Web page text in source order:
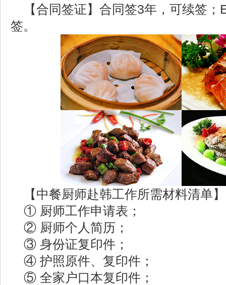
【合同签证】合同签3年，可续签
签。
【中餐厨师赴韩工作所需材料清单】
① 厨师工作申请表；
② 厨师个人简历；
③ 身份证复印件；
④ 护照原件、复印件；
⑤ 全家户口本复印件；